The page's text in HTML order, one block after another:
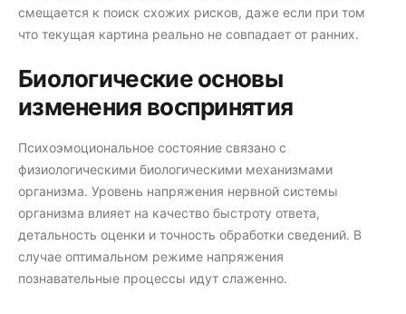
смещается к поиск схожих рисков, даже если при том
что текущая картина реально не совпадает от ранних.
Биологические основы
изменения воспринятия
Психоэмоциональное состояние связано с
физиологическими биологическими механизмами
организма. Уровень напряжения нервной системы
организма влияет на качество быстроту ответа,
детальность оценки и точность обработки сведений. В
случае оптимальном режиме напряжения
познавательные процессы идут слаженно.